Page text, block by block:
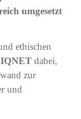
umgesetzt
ethischen
dabei,
zur
und